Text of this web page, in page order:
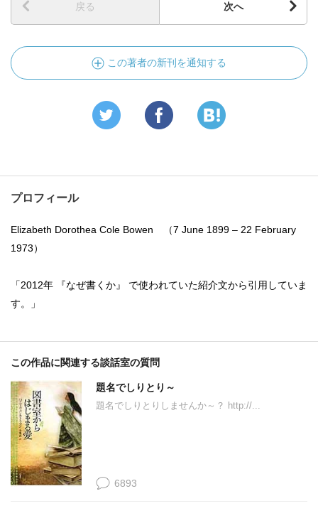
戻る 次へ
この著者の新刊を通知する
プロフィール
Elizabeth Dorothea Cole Bowen （7 June 1899 – 22 February
1973）
「2012年 『なぜ書くか』 で使われていた紹介文から引用していま
す。」
この作品に関連する談話室の質問
題名でしりとり～
題名でしりとりしませんか～？ http://...
6893